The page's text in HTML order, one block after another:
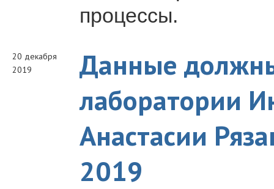
процессы.
20 декабря
2019
Данные
лаборатории
Анастасии
2019